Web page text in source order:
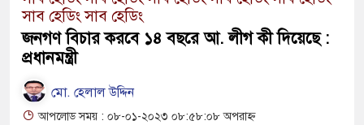
সাব হেডিং সাব হেডিং
জনগণ বিচার করবে ১৪ বছরে আ. লীগ কী দিয়েছে :
প্রধানমন্ত্রী
মো. হেলাল উদ্দিন
আপলোড সময় : ০৮-০১-২০২৩ ০৮:৫৮:০৮ অপরাহ্ন